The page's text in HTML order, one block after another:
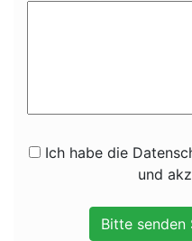
Ich habe die
und